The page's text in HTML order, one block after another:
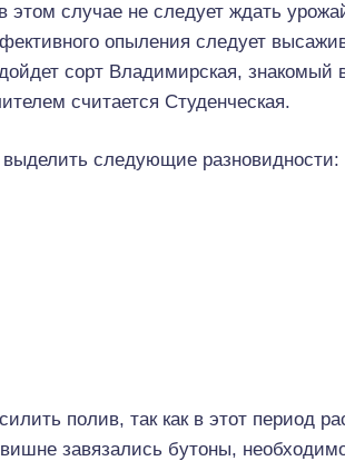
случае не следует ждать
опыления следует
сорт Владимирская, знакомый
считается Студенческая.
следующие разновидности:
полив, так как в этот период
завязались бутоны,